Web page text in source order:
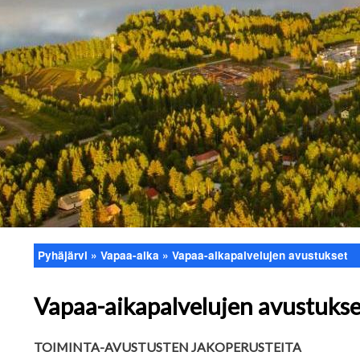
Murupolku
Pyhäjärvi Vapaa-aika Vapaa-aikapalvelujen avustukset
Vapaa-aikapalvelujen
TOIMINTA-AVUSTUSTEN JAKOPERUSTEITA